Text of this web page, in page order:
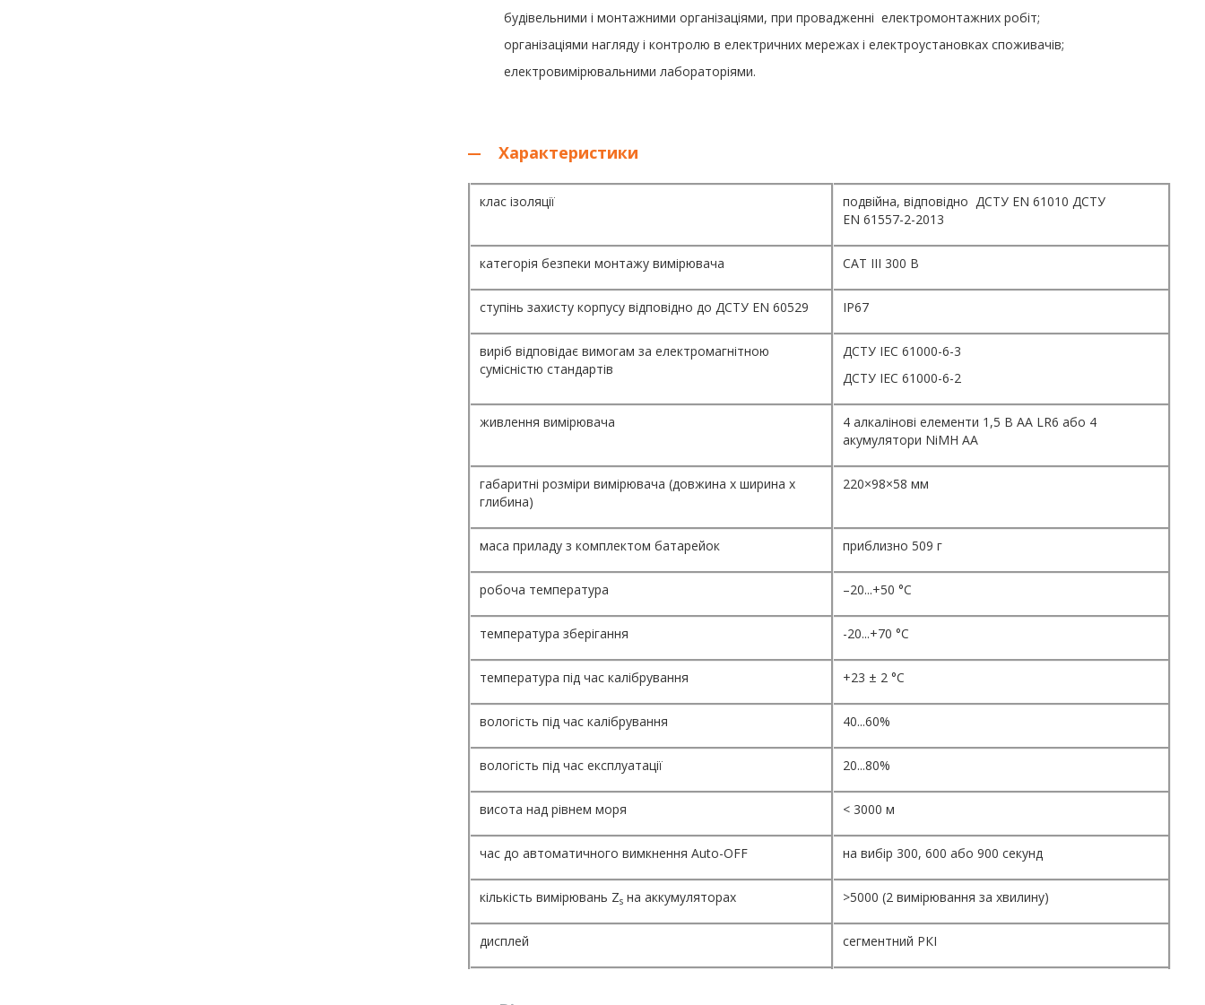
будівельними і монтажними організаціями, при провадженні електромонтажних робіт;
організаціями нагляду і контролю в електричних мережах і електроустановках споживачів;
електровимірювальними лабораторіями.
Характеристики
клас ізоляції
подвійна, відповідно ДСТУ EN 61010 ДСТУ
EN 61557-2-2013
категорія безпеки монтажу вимірювача CAT III 300 В
ступінь захисту корпусу відповідно до ДСТУ EN 60529 IP67
виріб відповідає вимогам за електромагнітною
сумісністю стандартів
ДСТУ IEC 61000-6-3
ДСТУ IEC 61000-6-2
живлення вимірювача
4 алкалінові елементи 1,5 В AA LR6 або 4
акумулятори NiMH AA
габаритні розміри вимірювача (довжина х ширина х
глибина)
220×98×58 мм
маса приладу з комплектом батарейок приблизно 509 г
робоча температура –20...+50 °C
температура зберігання -20...+70 °C
температура під час калібрування +23 ± 2 °C
вологість під час калібрування 40...60%
вологість під час експлуатації 20...80%
висота над рівнем моря < 3000 м
час до автоматичного вимкнення Auto-OFF на вибір 300, 600 або 900 секунд
кількість вимірювань Zs на аккумуляторах >5000 (2 вимірювання за хвилину)
дисплей сегментний РКІ